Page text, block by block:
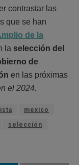
contrastar las
que se han
de la
la selección del
de
en las próximas
el 2024.
mexico
selección